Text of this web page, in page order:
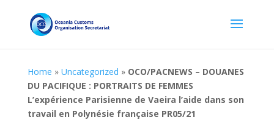
Home » Uncategorized » OCO/PACNEWS – DOUANES
DU PACIFIQUE : PORTRAITS DE FEMMES
L’expérience Parisienne de Vaeira l’aide dans son
travail en Polynésie française PR05/21